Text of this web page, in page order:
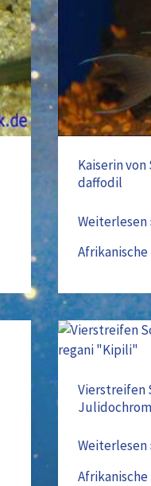
Kaiserin
daffodil
Weiterlesen
Vierstreifen
Vierstreifen
–
„Kipili“
Weiterlesen